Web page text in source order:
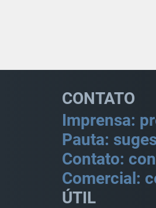
CONTATO
Imprensa:
Pauta:
Contato:
Comercial:
ÚTIL